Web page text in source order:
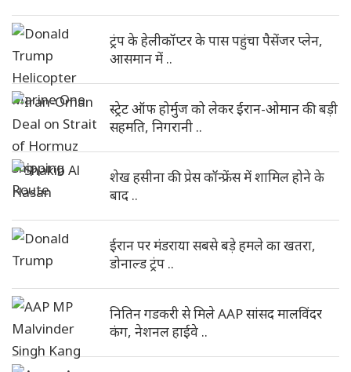
ट्रंप के हेलीकॉप्टर के पास पहुंचा पैसेंजर प्लेन,
आसमान में ..
स्ट्रेट ऑफ होर्मुज को लेकर ईरान-ओमान की बड़ी
सहमति, निगरानी ..
शेख हसीना की प्रेस कॉन्फ्रेंस में शामिल होने के
बाद ..
ईरान पर मंडराया सबसे बड़े हमले का खतरा,
डोनाल्ड ट्रंप ..
नितिन गडकरी से मिले AAP सांसद मालविंदर
कंग, नेशनल हाईवे ..